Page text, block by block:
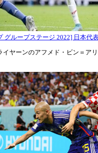
グループステージ 2022] 日本代
イヤーンのアフメド・ビン＝ア